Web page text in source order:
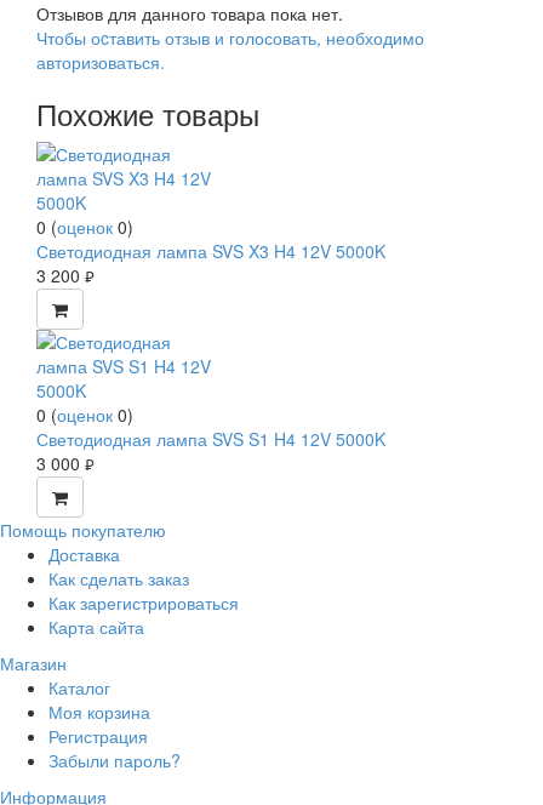
Отзывов для данного товара пока нет.
Чтобы оcтавить отзыв и голосовать, необходимо
авторизоваться.
Похожие товары
0 (оценок 0)
Светодиодная лампа SVS X3 H4 12V 5000K
3 200 руб.
0 (оценок 0)
Светодиодная лампа SVS S1 H4 12V 5000K
3 000 руб.
Помощь покупателю
Доставка
Как сделать заказ
Как зарегистрироваться
Карта сайта
Магазин
Каталог
Моя корзина
Регистрация
Забыли пароль?
Информация